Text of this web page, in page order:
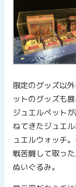
限定のグッズ以
ットのグッズも
ジュエルペット
ねてきたジュエ
ュエルウォッチ
戦苦闘して取っ
ぬいぐるみ。